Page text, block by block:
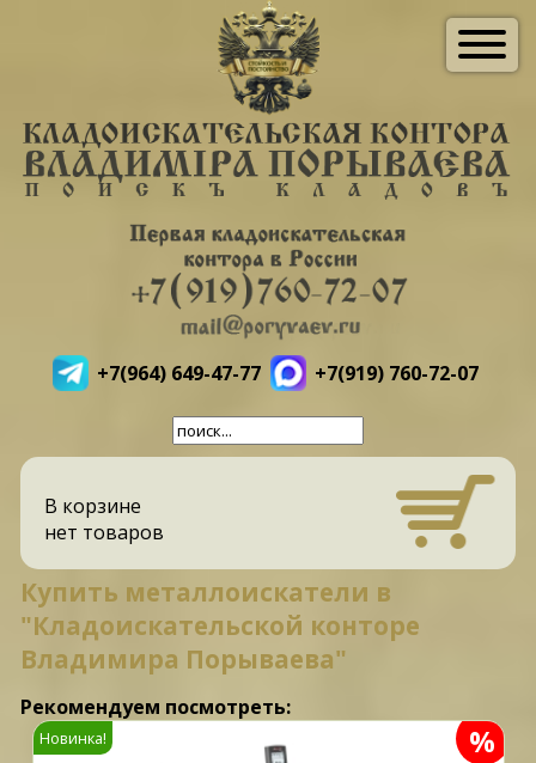
+7(964) 649-47-77 +7(919) 760-72-07
В корзине
нет товаров
Купить металлоискатели в
"Кладоискательской конторе
Владимира Порываева"
Рекомендуем посмотреть:
%
Новинка!